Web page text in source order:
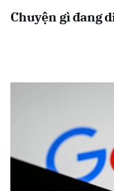
Chuyện gì đang